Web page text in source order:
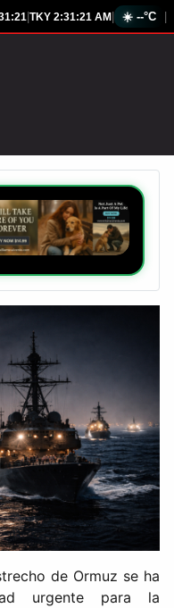
Rusia Eleva
TKY 2:31:22 AM ☀️ --°C
de Ormuz se ha
urgente para la